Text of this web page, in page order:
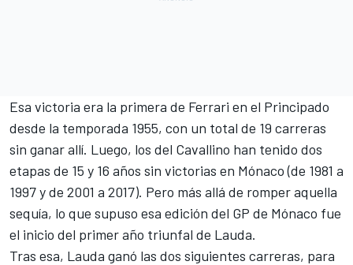
Esa victoria era la primera de Ferrari en el Principado
desde la temporada 1955, con un total de 19 carreras
sin ganar allí. Luego, los del Cavallino han tenido dos
etapas de 15 y 16 años sin victorias en Mónaco (de 1981 a
1997 y de 2001 a 2017). Pero más allá de romper aquella
sequía, lo que supuso esa edición del GP de Mónaco fue
el inicio del primer año triunfal de Lauda.
Tras esa, Lauda ganó las dos siguientes carreras, para